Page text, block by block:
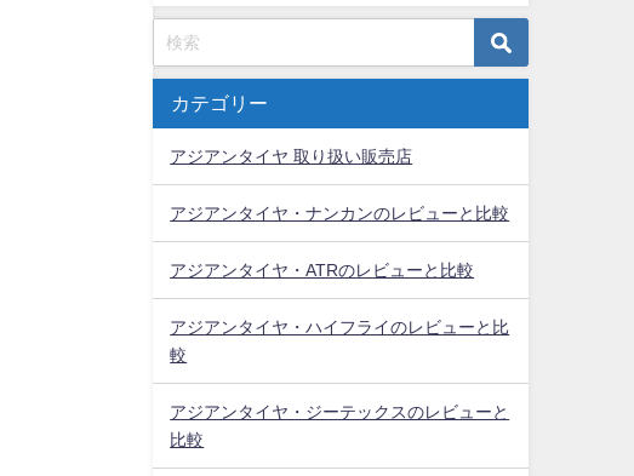
カテゴリー
アジアンタイヤ 取り扱い販売店
アジアンタイヤ・ナンカンのレビューと比較
アジアンタイヤ・ATRのレビューと比較
アジアンタイヤ・ハイフライのレビューと比
較
アジアンタイヤ・ジーテックスのレビューと
比較